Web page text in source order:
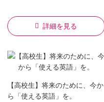
詳細を見る
【高校生】将来のために、今か
ら「使える英語」を。